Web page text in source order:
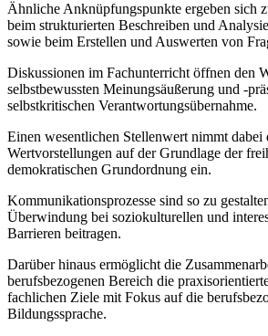
Ähnliche Anknüpfungspunkte ergeben sich
beim strukturierten Beschreiben und
sowie beim Erstellen und Auswerten von
Diskussionen im Fachunterricht öffnen den
selbstbewussten Meinungsäußerung und -
selbstkritischen Verantwortungsübernahme.
Einen wesentlichen Stellenwert nimmt dabei
Wertvorstellungen auf der Grundlage der
demokratischen Grundordnung ein.
Kommunikationsprozesse sind so zu
Überwindung bei soziokulturellen und
Barrieren beitragen.
Darüber hinaus ermöglicht die
berufsbezogenen Bereich die
fachlichen Ziele mit Fokus auf die
Bildungssprache.